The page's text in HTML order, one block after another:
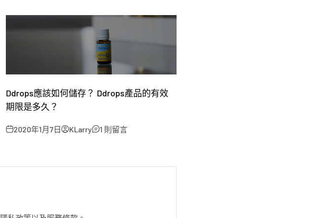
Ddrops應該如何儲存？ Ddrops產品的有效
期限是多久？
2020年1月7日 KLarry 1 則留言